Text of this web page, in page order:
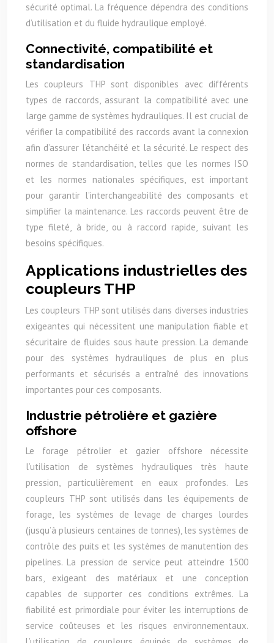
sécurité optimal. La fréquence dépendra des conditions
d’utilisation et du fluide hydraulique employé.
Connectivité, compatibilité et
standardisation
Les coupleurs THP sont disponibles avec différents
types de raccords, assurant la compatibilité avec une
large gamme de systèmes hydrauliques. Il est crucial de
vérifier la compatibilité des raccords avant la connexion
afin d’assurer l’étanchéité et la sécurité. Le respect des
normes de standardisation, telles que les normes ISO
et les normes nationales spécifiques, est important
pour garantir l’interchangeabilité des composants et
simplifier la maintenance. Les raccords peuvent être de
type fileté, à bride, ou à raccord rapide, suivant les
besoins spécifiques.
Applications industrielles des
coupleurs THP
Les coupleurs THP sont utilisés dans diverses industries
exigeantes qui nécessitent une manipulation fiable et
sécuritaire de fluides sous haute pression. La demande
pour des systèmes hydrauliques de plus en plus
performants et sécurisés a entraîné des innovations
importantes pour ces composants.
Industrie pétrolière et gazière
offshore
Le forage pétrolier et gazier offshore nécessite
l’utilisation de systèmes hydrauliques très haute
pression, particulièrement en eaux profondes. Les
coupleurs THP sont utilisés dans les équipements de
forage, les systèmes de levage de charges lourdes
(jusqu’à plusieurs centaines de tonnes), les systèmes de
contrôle des puits et les systèmes de manutention des
pipelines. La pression de service peut atteindre 1500
bars, exigeant des matériaux et une conception
capables de supporter ces conditions extrêmes. La
fiabilité est primordiale pour éviter les interruptions de
service coûteuses et les risques environnementaux.